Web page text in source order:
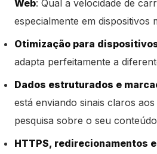
Web: Qual a velocidade de
especialmente em dispositivos
Otimização para
adapta perfeitamente a
Dados estruturados e
está enviando sinais claros
pesquisa sobre o seu
HTTPS, redirecionamentos